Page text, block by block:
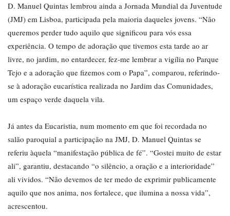
D. Manuel Quintas lembrou ainda a Jornada Mundial da Juventude
(JMJ) em Lisboa, participada pela maioria daqueles jovens. “Não
queremos perder tudo aquilo que significou para vós essa
experiência. O tempo de adoração que tivemos esta tarde ao ar
livre, no jardim, no entardecer, fez-me lembrar a vigília no Parque
Tejo e a adoração que fizemos com o Papa”, comparou, referindo-
se à adoração eucarística realizada no Jardim das Comunidades,
um espaço verde daquela vila.
Já antes da Eucaristia, num momento em que foi recordada no
salão paroquial a participação na JMJ, D. Manuel Quintas se
referiu àquela “manifestação pública de fé”. “Gostei muito de estar
ali”, garantiu, destacando “o silêncio, a oração e a interioridade”
ali vividos. “Não devemos de ter medo de exprimir publicamente
aquilo que nos anima, nos fortalece, que ilumina a nossa vida”,
acrescentou.